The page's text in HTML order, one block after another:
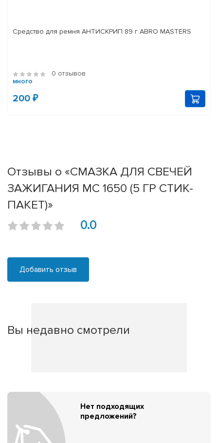
Средство для ремня АНТИСКРИП 89 г ABRO MASTERS
0 отзывов
много
200 ₽
Отзывы о «СМАЗКА ДЛЯ СВЕЧЕЙ
ЗАЖИГАНИЯ МС 1650 (5 ГР СТИК-
ПАКЕТ)»
0.0
Добавить отзыв
Вы недавно смотрели
Нет подходящих
предложений?